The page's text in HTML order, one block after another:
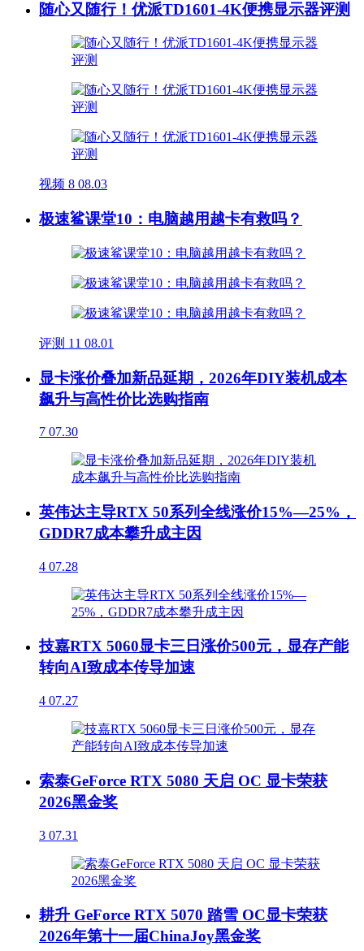
随心又随行！优派TD1601-4K便携显示器评测
视频 8 08.03
极速鲨课堂10：电脑越用越卡有救吗？
评测 11 08.01
显卡涨价叠加新品延期，2026年DIY装机成本
飙升与高性价比选购指南
7 07.30
英伟达主导RTX 50系列全线涨价15%—25%，
GDDR7成本攀升成主因
4 07.28
技嘉RTX 5060显卡三日涨价500元，显存产能
转向AI致成本传导加速
4 07.27
索泰GeForce RTX 5080 天启 OC 显卡荣获
2026黑金奖
3 07.31
耕升 GeForce RTX 5070 踏雪 OC显卡荣获
2026年第十一届ChinaJoy黑金奖